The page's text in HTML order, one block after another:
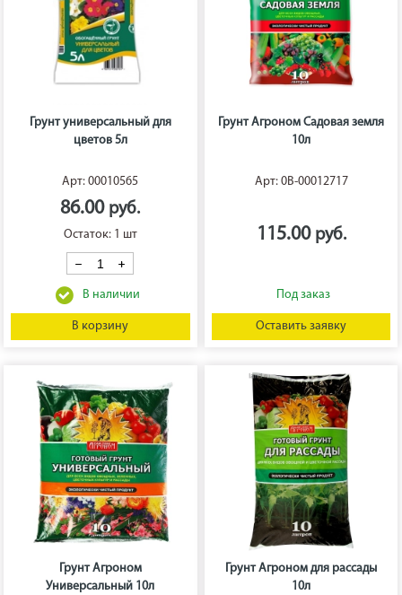
Грунт универсальный для
цветов 5л
Арт: 00010565
86.00
Остаток: 1 шт
В корзину
Грунт Агроном Садовая земля
10л
Арт: 0В-00012717
115.00
Оставить заявку
Грунт Агроном
Универсальный 10л
Грунт Агроном для рассады
10л